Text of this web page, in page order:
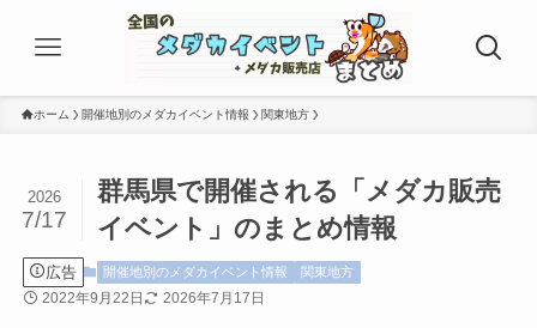
ホーム 開催地別のメダカイベント情報 関東地方
群馬県で開催される「メダカ販売
イベント」のまとめ情報
2026
7/17
広告 開催地別のメダカイベント情報 関東地方
2022年9月22日 2026年7月17日